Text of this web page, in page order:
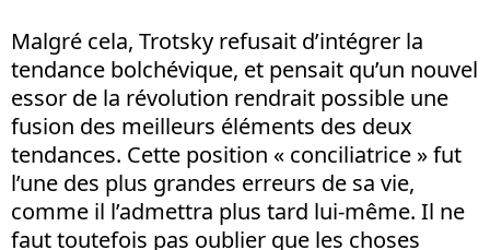
Malgré cela, Trotsky refusait d’intégrer la
tendance bolchévique, et pensait qu’un nouvel
essor de la révolution rendrait possible une
fusion des meilleurs éléments des deux
tendances. Cette position « conciliatrice » fut
l’une des plus grandes erreurs de sa vie,
comme il l’admettra plus tard lui-même. Il ne
faut toutefois pas oublier que les choses